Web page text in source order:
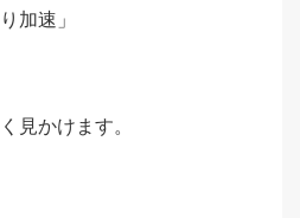
加速」
見かけます。